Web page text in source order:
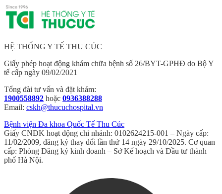
HỆ THỐNG Y TẾ THU CÚC
Giấy phép hoạt động khám chữa bệnh số 26/BYT-GPHĐ do Bộ Y
tế cấp ngày 09/02/2021
Tổng đài tư vấn và đặt khám:
1900558892 hoặc 0936388288
Email: cskh@thucuchospital.vn
Bệnh viện Đa khoa Quốc Tế Thu Cúc
Giấy CNĐK hoạt động chi nhánh: 0102624215-001 – Ngày cấp:
11/02/2009, đăng ký thay đổi lần thứ 14 ngày 29/10/2025. Cơ quan
cấp: Phòng Đăng ký kinh doanh – Sở Kế hoạch và Đầu tư thành
phố Hà Nội.